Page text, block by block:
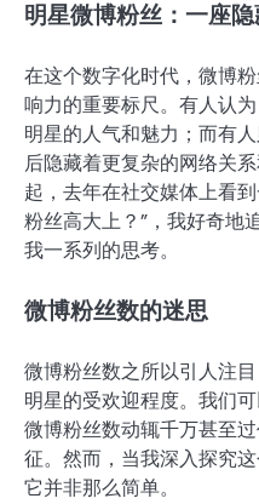
明星微博粉丝：一座
在这个数字化时代，微博
响力的重要标尺。有人认
明星的人气和魅力；而有
后隐藏着更复杂的网络关
起，去年在社交媒体上看
粉丝高大上？”，我好奇地
我一系列的思考。
微博粉丝数的迷思
微博粉丝数之所以引人注
明星的受欢迎程度。我们
微博粉丝数动辄千万甚至
征。然而，当我深入探究
它并非那么简单。